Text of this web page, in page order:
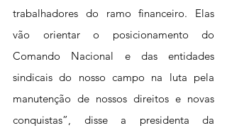
trabalhadores do ramo financeiro. Elas
vão orientar o posicionamento do
Comando Nacional e das entidades
sindicais do nosso campo na luta pela
manutenção de nossos direitos e novas
conquistas”, disse a presidenta da